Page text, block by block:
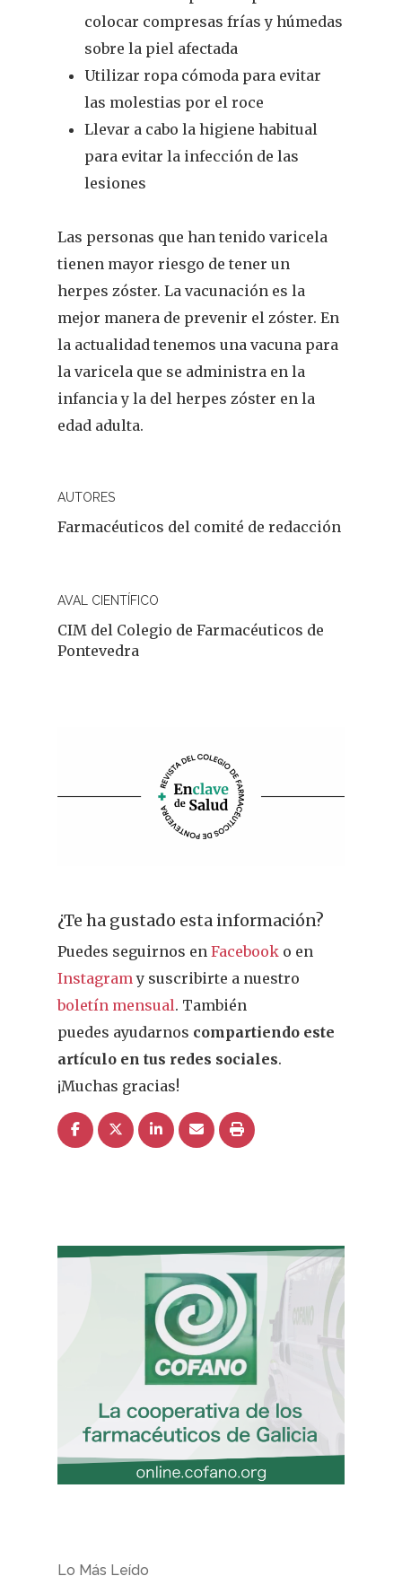
colocar compresas frías y húmedas
sobre la piel afectada
Utilizar ropa cómoda para evitar
las molestias por el roce
Llevar a cabo la higiene habitual
para evitar la infección de las
lesiones
Las personas que han tenido varicela
tienen mayor riesgo de tener un
herpes zóster. La vacunación es la
mejor manera de prevenir el zóster. En
la actualidad tenemos una vacuna para
la varicela que se administra en la
infancia y la del herpes zóster en la
edad adulta.
AUTORES
Farmacéuticos del comité de redacción
AVAL CIENTÍFICO
CIM del Colegio de Farmacéuticos de
Pontevedra
¿Te ha gustado esta información?
Puedes seguirnos enFacebook o en
Instagram y suscribirte a nuestro
boletín mensual. También
puedes ayudarnos compartiendo este
artículo en tus redes sociales.
¡Muchas gracias!
Lo Más Leído
FARMACÉUTICOS DE
¿Sabías
Infantil
I Jornada Gallega De
Problemas
Fitoterapia
Suscribirme